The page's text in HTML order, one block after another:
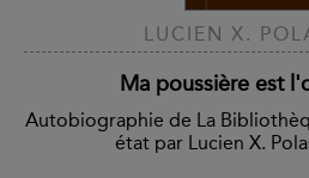
LUCIEN X.
Ma poussière est
Autobiographie de La
état par Lucien X.